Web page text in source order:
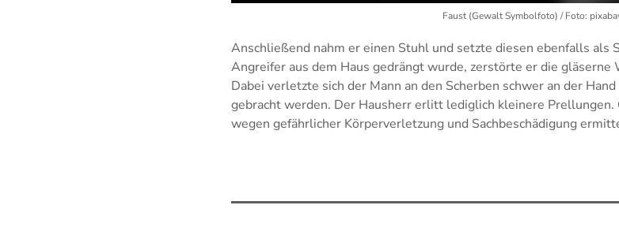
Faust (Gewalt Symbolfoto) / Foto:
Anschließend nahm er einen Stuhl und setzte diesen ebenfalls als
Angreifer aus dem Haus gedrängt wurde, zerstörte er die gläserne
Dabei verletzte sich der Mann an den Scherben schwer an der
gebracht werden. Der Hausherr erlitt lediglich kleinere Prellungen.
wegen gefährlicher Körperverletzung und Sachbeschädigung